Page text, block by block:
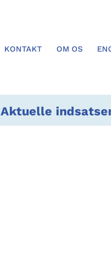
KONTAKT OM OS
Aktuelle